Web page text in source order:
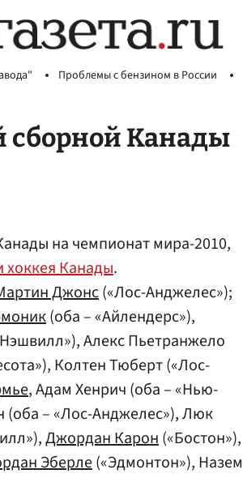
Проблемы с бензином в России
сборной Канады
на чемпионат мира-2010,
Канады.
Джонс(«Лос-Анджелес»);
(оба – «Айлендерс»),
Алекс Пьетранжело
Колтен Тюберт («Лос-
, Адам Хенрич (оба – «Нью-
– «Лос-Анджелес»), Люк
Джордан Карон(«Бостон»),
Эберле(«Эдмонтон»), Назем